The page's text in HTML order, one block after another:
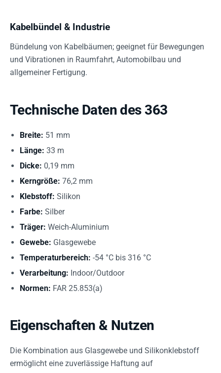
Kabelbündel & Industrie
Bündelung von Kabelbäumen; geeignet für Bewegungen
und Vibrationen in Raumfahrt, Automobilbau und
allgemeiner Fertigung.
Technische Daten des 363
Breite: 51 mm
Länge: 33 m
Dicke: 0,19 mm
Kerngröße: 76,2 mm
Klebstoff: Silikon
Farbe: Silber
Träger: Weich-Aluminium
Gewebe: Glasgewebe
Temperaturbereich: -54 °C bis 316 °C
Verarbeitung: Indoor/Outdoor
Normen: FAR 25.853(a)
Eigenschaften & Nutzen
Die Kombination aus Glasgewebe und Silikonklebstoff
ermöglicht eine zuverlässige Haftung auf